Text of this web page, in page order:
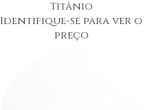
Titânio
Identifique-se para ver o
preço